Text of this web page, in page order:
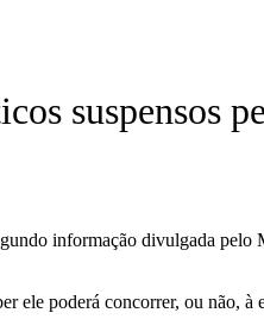
suspensos
informação divulgada
ele poderá concorrer, ou não, à